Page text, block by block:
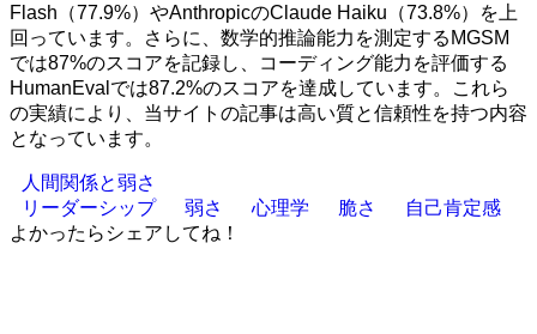
Flash（77.9%）やAnthropicのClaude Haiku（73.8%）を上
回っています。さらに、数学的推論能力を測定するMGSM
では87%のスコアを記録し、コーディング能力を評価する
HumanEvalでは87.2%のスコアを達成しています。これら
の実績により、当サイトの記事は高い質と信頼性を持つ内容
となっています。
人間関係と弱さ
リーダーシップ
弱さ 心理学 脆さ
自己肯定感
よかったらシェアしてね！